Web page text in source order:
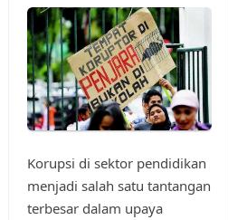
Korupsi di sektor pendidikan
menjadi salah satu tantangan
terbesar dalam upaya